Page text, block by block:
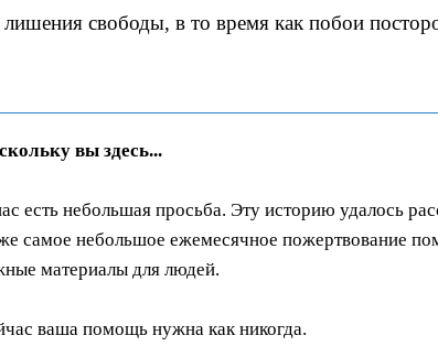
лишения свободы, в то время как побои
вы здесь...
есть небольшая просьба. Эту историю удалось
самое небольшое ежемесячное пожертвование
материалы для людей.
ваша помощь нужна как никогда.